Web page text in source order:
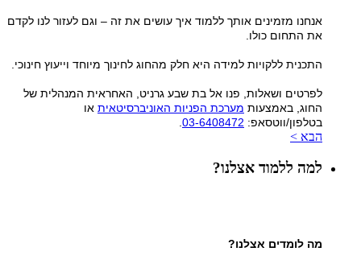
אנחנו מזמינים אותך ללמוד איך עושים את זה – וגם לעזור לנו לקדם
את התחום כולו.
התכנית ללקויות למידה היא חלק מהחוג לחינוך מיוחד וייעוץ חינוכי.
לפרטים ושאלות, פנו אל בת שבע גרניט, האחראית המנהלית של
החוג, באמצעות מערכת הפניות האוניברסיטאית או
בטלפון/ווטסאפ: 03-6408472
.
הבא >
למה ללמוד אצלנו?
מה לומדים אצלנו?